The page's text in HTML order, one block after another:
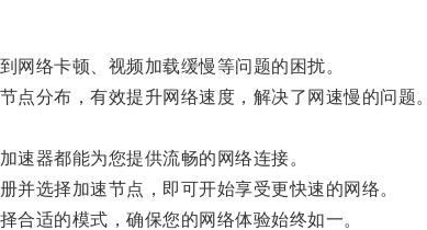
络卡顿、视频加载缓慢等问题的困扰。
分布，有效提升网络速度，解决了网速慢的问题。
器都能为您提供流畅的网络连接。
选择加速节点，即可开始享受更快速的网络。
适的模式，确保您的网络体验始终如一。